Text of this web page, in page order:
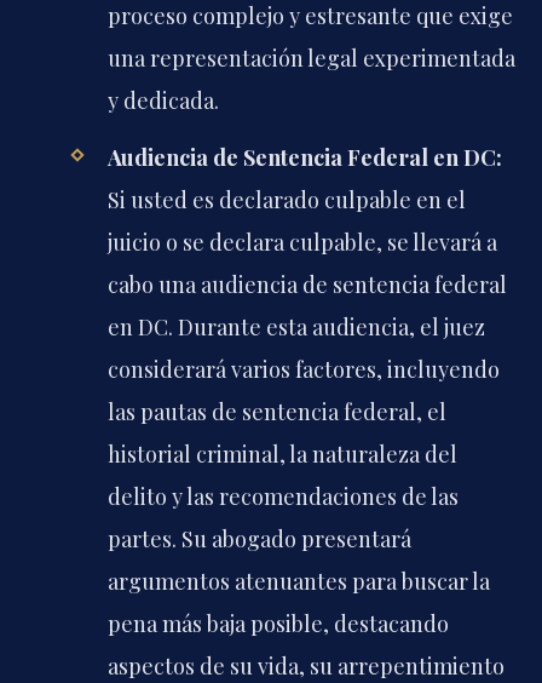
proceso complejo y estresante que exige
una representación legal experimentada
y dedicada.
Audiencia de Sentencia Federal en DC:
Si usted es declarado culpable en el
juicio o se declara culpable, se llevará a
cabo una audiencia de sentencia federal
en DC. Durante esta audiencia, el juez
considerará varios factores, incluyendo
las pautas de sentencia federal, el
historial criminal, la naturaleza del
delito y las recomendaciones de las
partes. Su abogado presentará
argumentos atenuantes para buscar la
pena más baja posible, destacando
aspectos de su vida, su arrepentimiento